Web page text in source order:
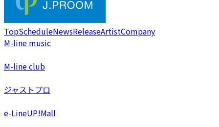
TopScheduleNewsReleaseArtistCompany
M-line music
M-line club
ジャストプロ
e-LineUP!Mall